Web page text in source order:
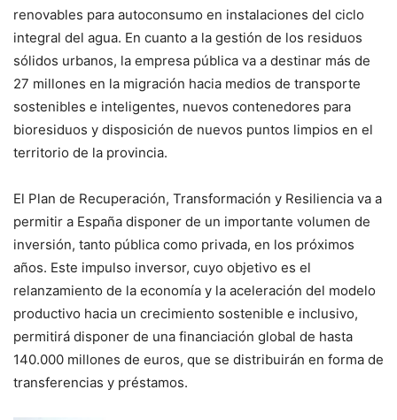
renovables para autoconsumo en instalaciones del ciclo
integral del agua. En cuanto a la gestión de los residuos
sólidos urbanos, la empresa pública va a destinar más de
27 millones en la migración hacia medios de transporte
sostenibles e inteligentes, nuevos contenedores para
bioresiduos y disposición de nuevos puntos limpios en el
territorio de la provincia.
El Plan de Recuperación, Transformación y Resiliencia va a
permitir a España disponer de un importante volumen de
inversión, tanto pública como privada, en los próximos
años. Este impulso inversor, cuyo objetivo es el
relanzamiento de la economía y la aceleración del modelo
productivo hacia un crecimiento sostenible e inclusivo,
permitirá disponer de una financiación global de hasta
140.000 millones de euros, que se distribuirán en forma de
transferencias y préstamos.